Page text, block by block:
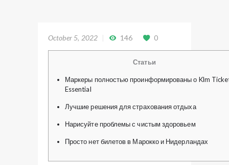
October 5, 2022 146 0
Статьи
Маркеры полностью проинформированы о Klm
Essential
Лучшие решения для страхования отдыха
Нарисуйте проблемы с чистым здоровьем
Просто нет билетов в Марокко и Нидерландах